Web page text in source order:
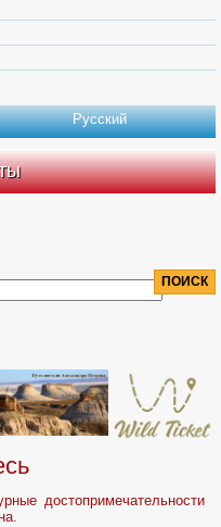
Русский
достопримечательности